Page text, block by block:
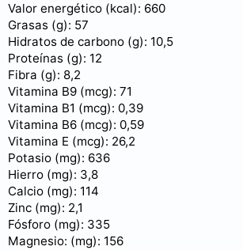
Valor energético (kcal): 660
Grasas (g): 57
Hidratos de carbono (g): 10,5
Proteínas (g): 12
Fibra (g): 8,2
Vitamina B9 (mcg): 71
Vitamina B1 (mcg): 0,39
Vitamina B6 (mcg): 0,59
Vitamina E (mcg): 26,2
Potasio (mg): 636
Hierro (mg): 3,8
Calcio (mg): 114
Zinc (mg): 2,1
Fósforo (mg): 335
Magnesio: (mg): 156